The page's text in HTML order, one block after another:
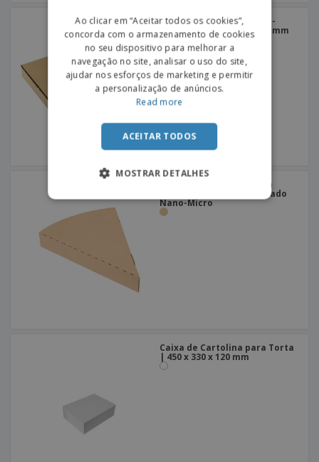
Caixa Pizza Cartão Micro-
Canelado | 360 x 360 x 40 mm
Caixa Triangular p/ Pizza
"Thepack" Cartão Ondulado
Nano-Micro
Caixa de Cartolina para Torta
| 450 x 330 x 120 mm
SPANISH
Ao clicar em “Aceitar todos os cookies”,
concorda com o armazenamento de cookies
no seu dispositivo para melhorar a
navegação no site, analisar o uso do site,
ajudar nos esforços de marketing e permitir
a personalização de anúncios.
Read more
ACEITAR TODOS
MOSTRAR DETALHES